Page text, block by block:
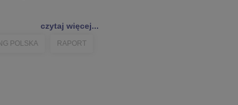
czytaj więcej...
POLSKA RAPORT